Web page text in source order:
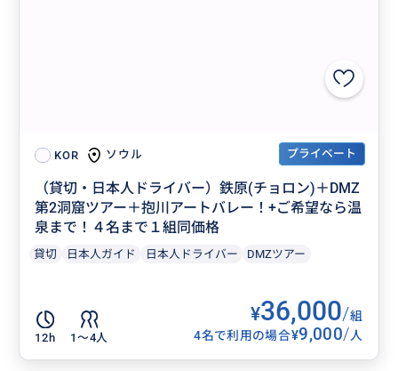
KOR ソウル プライベート
（貸切・日本人ドライバー）鉄原(チョロン)＋DMZ
第2洞窟ツアー＋抱川アートバレー！+ご希望なら温
泉まで！４名まで１組同価格
貸切 日本人ガイド 日本人ドライバー DMZツアー
12h 1〜4人
¥36,000/組
4名で利用の場合¥9,000/人